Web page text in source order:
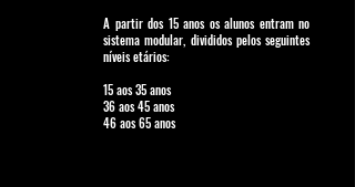
A partir dos 15 anos os alunos entram no
sistema modular, divididos pelos seguintes
níveis etários:
15 aos 35 anos
36 aos 45 anos
46 aos 65 anos